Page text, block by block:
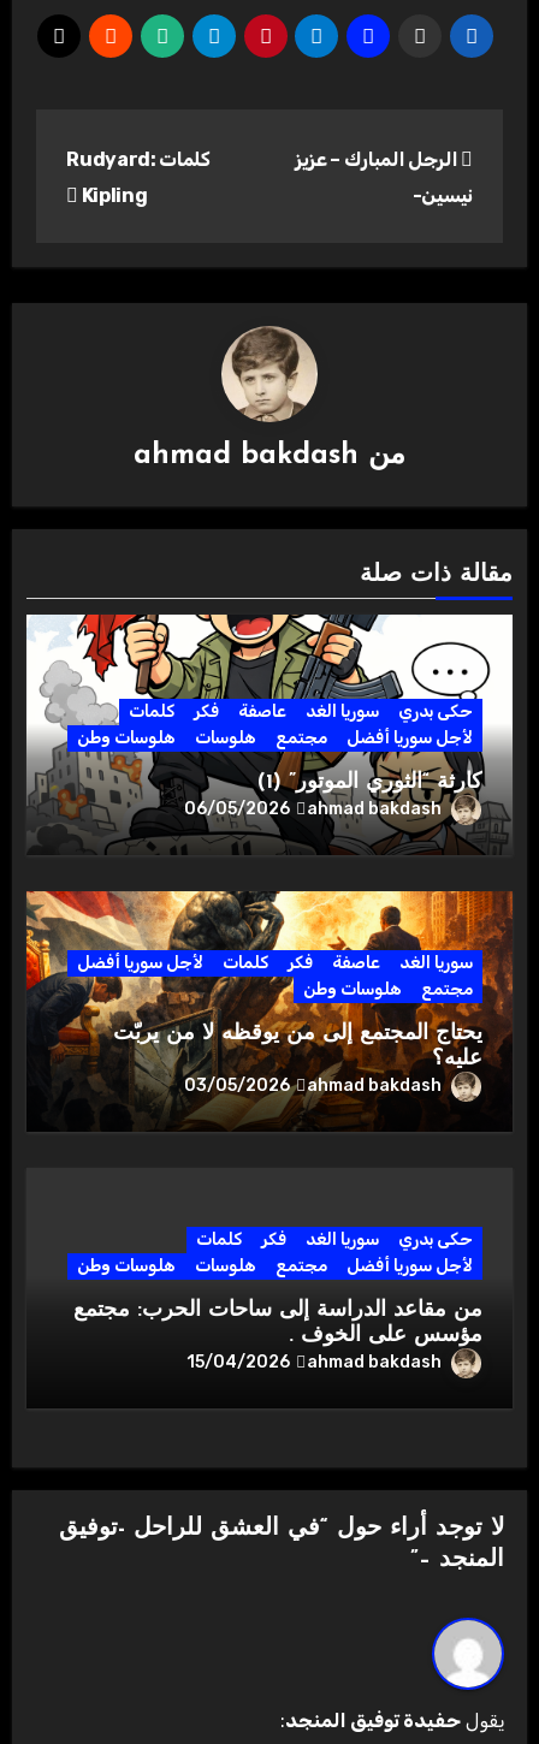
المقالات
الرجل المبارك – عزيز
نيسين-
كلمات :Rudyard
Kipling
من ahmad bakdash
مقالة ذات صلة
حكى بدري سوريا الغد عاصفة فكر
كلمات
لأجل سوريا أفضل
مجتمع هلوسات هلوسات وطن
كارثة “الثوري الموتور” (1)
ahmad bakdash
06/05/2026
سوريا الغد عاصفة فكر كلمات
لأجل سوريا أفضل
مجتمع
هلوسات وطن
يحتاج المجتمع إلى من يوقظه لا من يربّت
عليه؟
ahmad bakdash
03/05/2026
حكى بدري سوريا الغد فكر
كلمات
لأجل سوريا أفضل
مجتمع هلوسات هلوسات وطن
من مقاعد الدراسة إلى ساحات الحرب: مجتمع
مؤسس على الخوف .
ahmad bakdash
15/04/2026
لا توجد أراء حول “في العشق للراحل -توفيق
المنجد –”
يقول حفيدة توفيق المنجد: